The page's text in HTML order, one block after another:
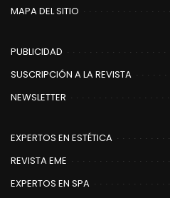
MAPA DEL SITIO
PUBLICIDAD
SUSCRIPCIÓN A LA REVISTA
NEWSLETTER
EXPERTOS EN ESTÉTICA
REVISTA EME
EXPERTOS EN SPA